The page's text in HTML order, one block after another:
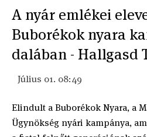
A nyár emlékei
Buborékok nyara
dalában - Hallgasd
Július 01. 08:49
Elindult a Buborékok Nyara, a
Ügynökség nyári kampánya,